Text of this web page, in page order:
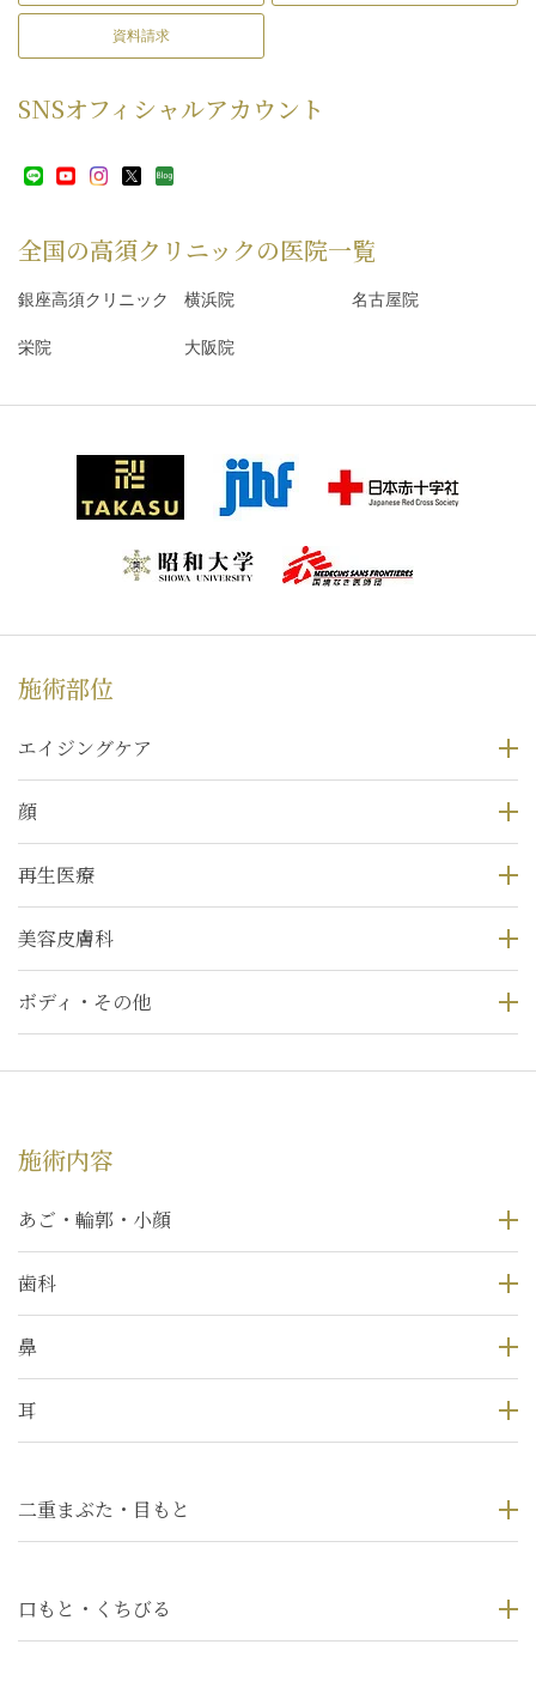
資料請求
SNSオフィシャルアカウント
全国の高須クリニックの医院一覧
銀座高須クリニック 横浜院 名古屋院
栄院 大阪院
施術部位
エイジングケア
顔
再生医療
美容皮膚科
ボディ・その他
施術内容
あご・輪郭・小顔
歯科
鼻
耳
二重まぶた・目もと
口もと・くちびる